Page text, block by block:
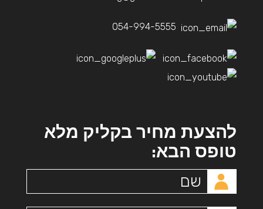
054-994-5555
להצעת מחיר בקליק מלא
טופס הבא: